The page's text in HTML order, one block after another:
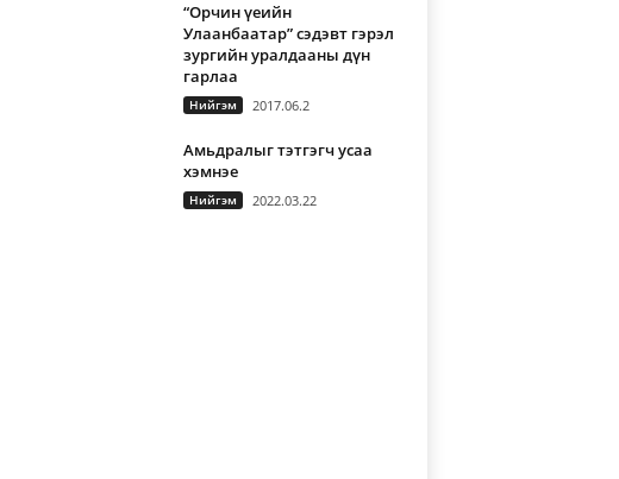
“Орчин үеийн
Улаанбаатар” сэдэвт гэрэл
зургийн уралдааны дүн
гарлаа
Нийгэм 2017.06.2
Амьдралыг тэтгэгч усаа
хэмнэе
Нийгэм 2022.03.22